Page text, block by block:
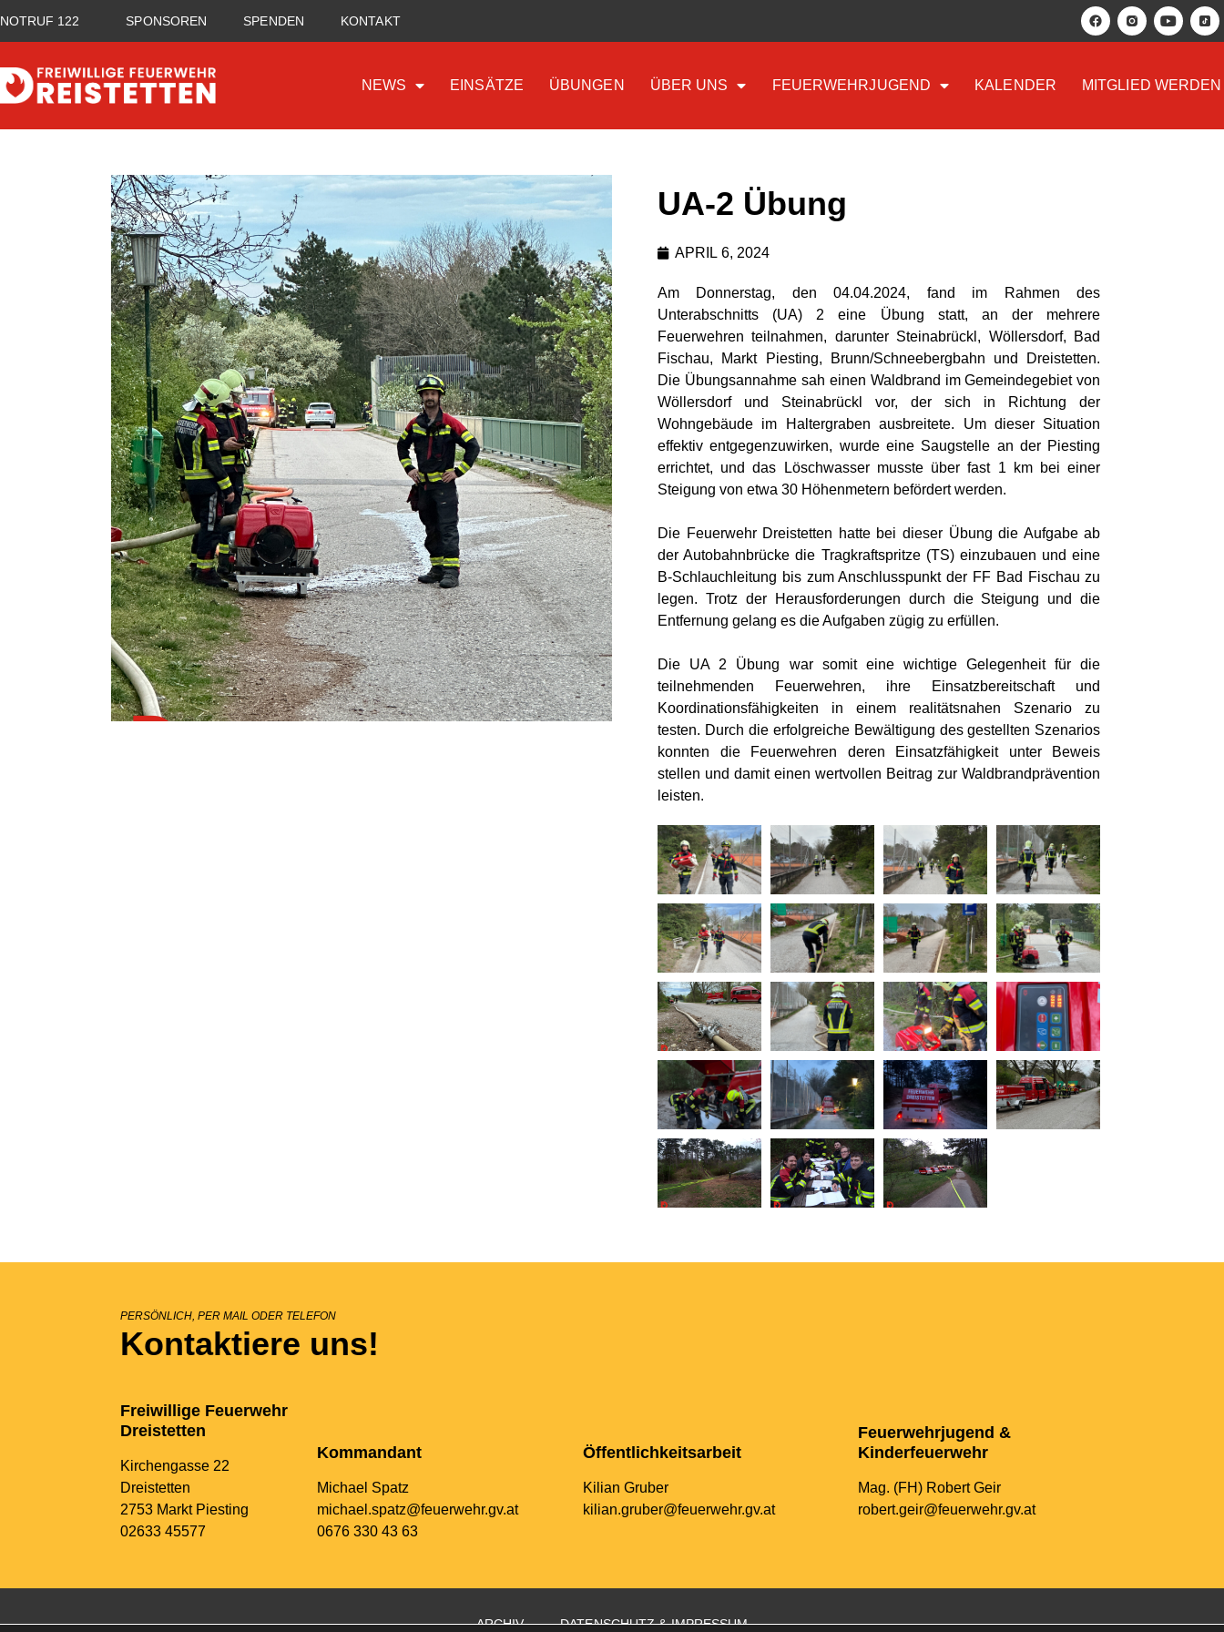
NOTRUF 122 SPONSOREN SPENDEN KONTAKT
NEWS EINSÄTZE ÜBUNGEN ÜBER UNS FEUERWEHRJUGEND KALENDER MITGLIED WERDEN
UA-2 Übung
APRIL 6, 2024
Am Donnerstag, den 04.04.2024, fand im Rahmen des
Unterabschnitts (UA) 2 eine Übung statt, an der mehrere
Feuerwehren teilnahmen, darunter Steinabrückl, Wöllersdorf, Bad
Fischau, Markt Piesting, Brunn/Schneebergbahn und Dreistetten.
Die Übungsannahme sah einen Waldbrand im Gemeindegebiet von
Wöllersdorf und Steinabrückl vor, der sich in Richtung der
Wohngebäude im Haltergraben ausbreitete. Um dieser Situation
effektiv entgegenzuwirken, wurde eine Saugstelle an der Piesting
errichtet, und das Löschwasser musste über fast 1 km bei einer
Steigung von etwa 30 Höhenmetern befördert werden.
Die Feuerwehr Dreistetten hatte bei dieser Übung die Aufgabe ab
der Autobahnbrücke die Tragkraftspritze (TS) einzubauen und eine
B-Schlauchleitung bis zum Anschlusspunkt der FF Bad Fischau zu
legen. Trotz der Herausforderungen durch die Steigung und die
Entfernung gelang es die Aufgaben zügig zu erfüllen.
Die UA 2 Übung war somit eine wichtige Gelegenheit für die
teilnehmenden Feuerwehren, ihre Einsatzbereitschaft und
Koordinationsfähigkeiten in einem realitätsnahen Szenario zu
testen. Durch die erfolgreiche Bewältigung des gestellten Szenarios
konnten die Feuerwehren deren Einsatzfähigkeit unter Beweis
stellen und damit einen wertvollen Beitrag zur Waldbrandprävention
leisten.
PERSÖNLICH, PER MAIL ODER TELEFON
Kontaktiere uns!
Freiwillige Feuerwehr
Dreistetten
Kirchengasse 22
Dreistetten
2753 Markt Piesting
02633 45577
Kommandant
Michael Spatz
michael.spatz@feuerwehr.gv.at
0676 330 43 63
Öffentlichkeitsarbeit
Kilian Gruber
kilian.gruber@feuerwehr.gv.at
Feuerwehrjugend &
Kinderfeuerwehr
Mag. (FH) Robert Geir
robert.geir@feuerwehr.gv.at
ARCHIV DATENSCHUTZ & IMPRESSUM